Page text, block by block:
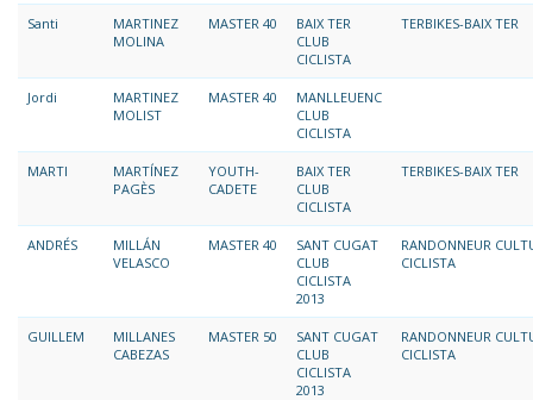
Santi
MARTINEZ
MOLINA
MASTER 40
BAIX TER
CLUB
CICLISTA
TERBIKES-BAIX TER
Jordi
MARTINEZ
MOLIST
MASTER 40
MANLLEUENC
CLUB
CICLISTA
MARTI
MARTÍNEZ
PAGÈS
YOUTH-
CADETE
BAIX TER
CLUB
CICLISTA
TERBIKES-BAIX TER
ANDRÉS
MILLÁN
VELASCO
MASTER 40
SANT CUGAT
CLUB
CICLISTA
2013
RANDONNEUR
CICLISTA
GUILLEM
MILLANES
CABEZAS
MASTER 50
SANT CUGAT
CLUB
CICLISTA
2013
RANDONNEUR
CICLISTA